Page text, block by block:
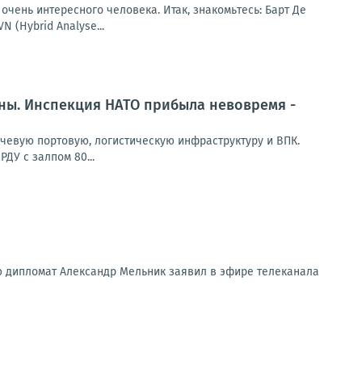
интересного человека. Итак, знакомьтесь: Барт Де
(Hybrid Analyse...
Инспекция НАТО прибыла невовремя -
портовую, логистическую инфраструктуру и ВПК.
с залпом 80...
Александр Мельник заявил в эфире телеканала